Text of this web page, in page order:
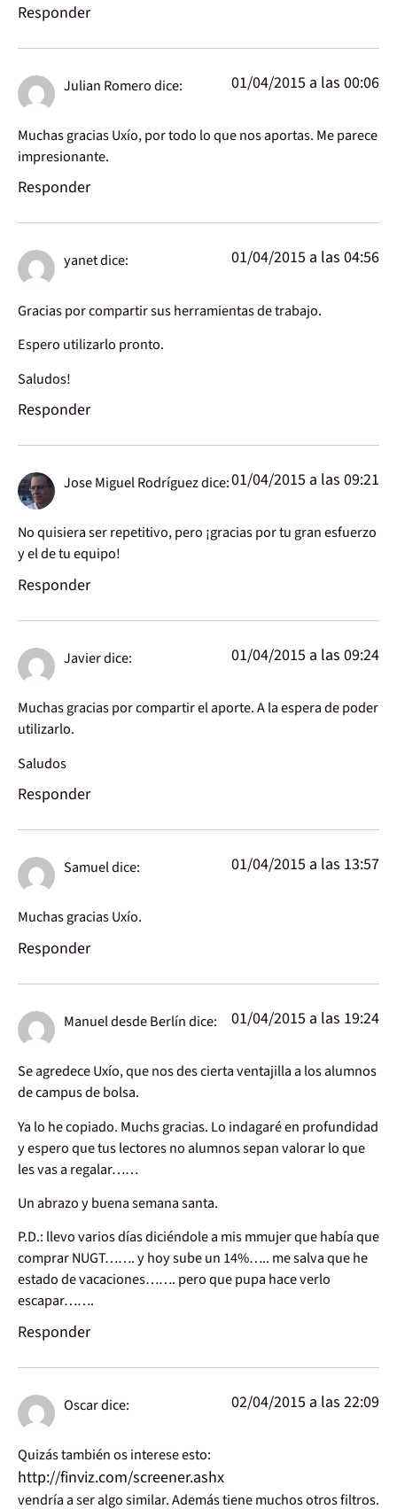
Responder
Julian Romerodice: 01/04/2015 a las 00:06
Muchas gracias Uxío, por todo lo que nos aportas. Me parece
impresionante.
Responder
yanetdice: 01/04/2015 a las 04:56
Gracias por compartir sus herramientas de trabajo.
Espero utilizarlo pronto.
Saludos!
Responder
Jose Miguel Rodríguezdice:01/04/2015 a las 09:21
No quisiera ser repetitivo, pero ¡gracias por tu gran esfuerzo
y el de tu equipo!
Responder
Javierdice: 01/04/2015 a las 09:24
Muchas gracias por compartir el aporte. A la espera de poder
utilizarlo.
Saludos
Responder
Samueldice: 01/04/2015 a las 13:57
Muchas gracias Uxío.
Responder
Manuel desde Berlíndice: 01/04/2015 a las 19:24
Se agredece Uxío, que nos des cierta ventajilla a los alumnos
de campus de bolsa.
Ya lo he copiado. Muchs gracias. Lo indagaré en profundidad
y espero que tus lectores no alumnos sepan valorar lo que
les vas a regalar……
Un abrazo y buena semana santa.
P.D.: llevo varios días diciéndole a mis mmujer que había que
comprar NUGT……. y hoy sube un 14%….. me salva que he
estado de vacaciones……. pero que pupa hace verlo
escapar…….
Responder
Oscardice: 02/04/2015 a las 22:09
Quizás también os interese esto:
http://finviz.com/screener.ashx
vendría a ser algo similar. Además tiene muchos otros filtros.